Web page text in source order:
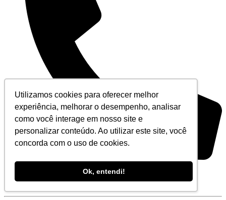
Utilizamos cookies para oferecer melhor
experiência, melhorar o desempenho, analisar
como você interage em nosso site e
personalizar conteúdo. Ao utilizar este site, você
concorda com o uso de cookies.
Ok, entendi!
De segunda à sexta-feira